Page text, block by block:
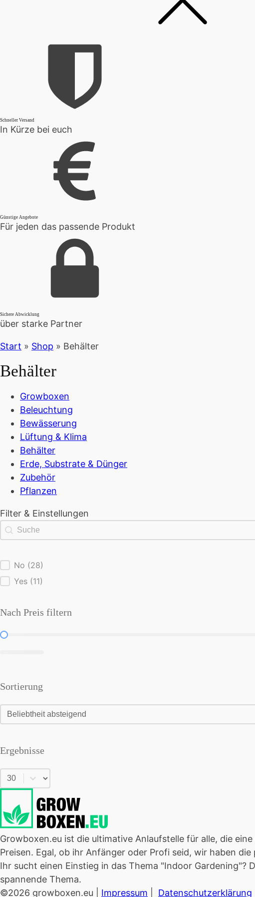
Schneller Versand
In Kürze bei euch
Günstige Angebote
Für jeden das passende Produkt
Sichere Abwicklung
über starke Partner
Start » Shop » Behälter
Behälter
Growboxen
Beleuchtung
Bewässerung
Lüftung & Klima
Behälter
Erde, Substrate & Dünger
Zubehör
Pflanzen
Filter & Einstellungen
Suche
Search content
Passend für 3 PFlanzen
No (28)
Yes (11)
Nach Preis filtern
Nach Preis filtern
Sortierung
Sortierung
Sortierung
Ergebnisse
Ergebnisse
Growboxen.eu ist die ultimative Anlaufstelle für alle, die
Preisen. Egal, ob ihr Anfänger oder Profi seid, wir haben
Ihr sucht einen Einstieg in das Thema "Indoor
spannende Thema.
©2026 growboxen.eu | Impressum Datenschutzerklärung